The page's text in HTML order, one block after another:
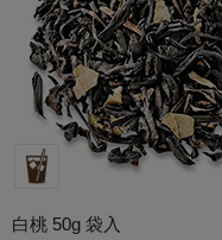
白桃 50g 袋入